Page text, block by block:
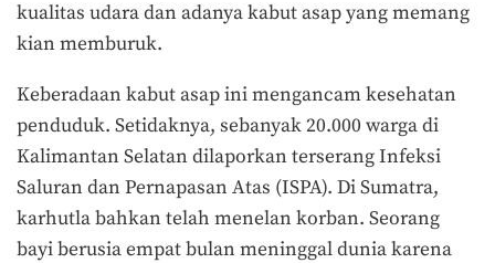
kualitas udara dan adanya kabut asap yang memang
kian memburuk.
Keberadaan kabut asap ini mengancam kesehatan
penduduk. Setidaknya, sebanyak 20.000 warga di
Kalimantan Selatan dilaporkan terserang Infeksi
Saluran dan Pernapasan Atas (ISPA). Di Sumatra,
karhutla bahkan telah menelan korban. Seorang
bayi berusia empat bulan meninggal dunia karena